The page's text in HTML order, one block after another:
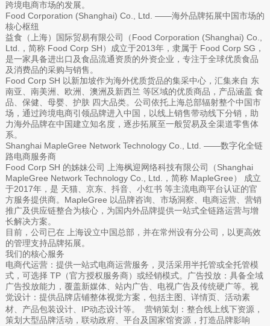
跨境电商市场的发展。
Food Corporation (Shanghai) Co., Ltd. ——海外品牌拓展中国市场的
核心枢纽
益食（上海）国际贸易有限公司（Food Corporation (Shanghai) Co.,
Ltd.，简称 Food Corp SH）成立于2013年，隶属于 Food Corp SG，
是一家具备进出口及食品流通资质的外资企业，专注于全球优质食品
及消费品的采购与销售。
Food Corp SH 以新加坡作为海外优质货品的集采中心，汇集来自 东
南亚、南美洲、欧洲、澳洲及新西兰 等区域的优质商品，产品涵盖 食
品、保健、母婴、护肤 四大品类。公司依托上海总部辐射整个中国市
场，通过跨境电商引领品牌进入中国，以线上销售带动线下分销，助
力海外品牌在中国建立知名度，逐步拓展至一般贸易及全渠道零售体
系。
Shanghai MapleGree Network Technology Co., Ltd. ——数字化全链
路电商服务商
Food Corp SH 的姊妹公司 上海枫迎网络科技有限公司（Shanghai
MapleGree Network Technology Co., Ltd.，简称 MapleGree） 成立
于2017年，是 天猫、京东、抖音、小红书 等主流电商平台认证的官
方服务提供商。MapleGree 以品牌咨询、市场洞察、电商运营、营销
推广及供应链整合为核心，为国内外品牌提供一站式全链路运营与增
长解决方案。
目前，公司已在 上海设立中国总部，并在常州设有分公司，以更高效
的管理支持品牌拓展。
我们的核心服务
电商代运营：提供一站式电商运营服务，灵活采用半托管或全托管模
式，可选择 TP（官方授权服务商）或经销模式。广告投放：具备全域
广告投放能力，覆盖新媒体、站内广告、电视广告及传统硬广等。视
觉设计：提供品牌店铺整体视觉方案，包括主图、详情页、活动素
材、产品包装设计、IP动态设计等。 营销策划：整合线上线下资源，
策划大型品牌活动，联动政府、平台及国家馆资源，打造品牌影响